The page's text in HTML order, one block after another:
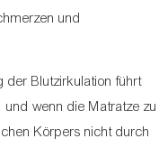
und
der Blutzirkulation führt
wenn die Matratze zu
Körpers nicht durch